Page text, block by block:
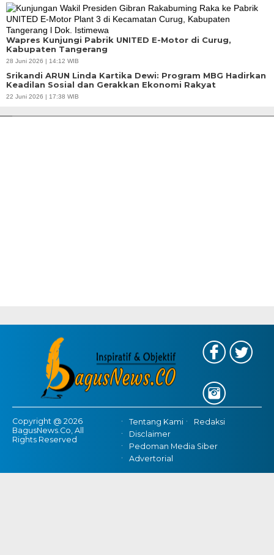
Wapres Kunjungi Pabrik UNITED E-Motor di Curug,
Kabupaten Tangerang
28 Juni 2026 | 14:12 WIB
Srikandi ARUN Linda Kartika Dewi: Program MBG Hadirkan
Keadilan Sosial dan Gerakkan Ekonomi Rakyat
22 Juni 2026 | 17:38 WIB
APBD Tahun 2025 Anggarkan Rp200 Miliar | Program Makan Bergizi
Copyright @ 2026
BagusNews.Co, All
Rights Reserved
Tentang Kami
Redaksi
Disclaimer
Pedoman Media Siber
Advertorial